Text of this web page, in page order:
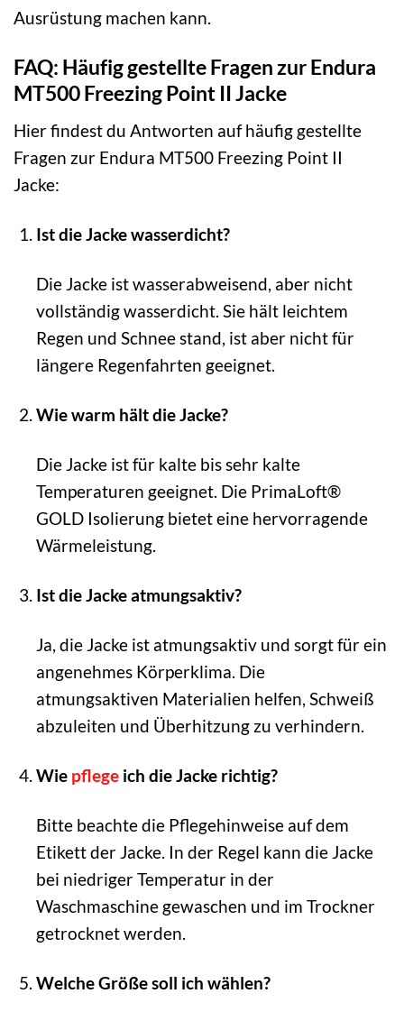
Ausrüstung machen kann.
FAQ: Häufig gestellte Fragen zur Endura
MT500 Freezing Point II Jacke
Hier findest du Antworten auf häufig gestellte
Fragen zur Endura MT500 Freezing Point II
Jacke:
Ist die Jacke wasserdicht?
Die Jacke ist wasserabweisend, aber nicht
vollständig wasserdicht. Sie hält leichtem
Regen und Schnee stand, ist aber nicht für
längere Regenfahrten geeignet.
Wie warm hält die Jacke?
Die Jacke ist für kalte bis sehr kalte
Temperaturen geeignet. Die PrimaLoft®
GOLD Isolierung bietet eine hervorragende
Wärmeleistung.
Ist die Jacke atmungsaktiv?
Ja, die Jacke ist atmungsaktiv und sorgt für ein
angenehmes Körperklima. Die
atmungsaktiven Materialien helfen, Schweiß
abzuleiten und Überhitzung zu verhindern.
Wie pflegeich die Jacke richtig?
Bitte beachte die Pflegehinweise auf dem
Etikett der Jacke. In der Regel kann die Jacke
bei niedriger Temperatur in der
Waschmaschine gewaschen und im Trockner
getrocknet werden.
Welche Größe soll ich wählen?